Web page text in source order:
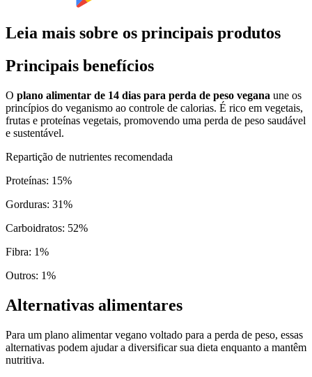
Leia mais sobre os principais produtos
Principais benefícios
O plano alimentar de 14 dias para perda de peso vegana une os
princípios do veganismo ao controle de calorias. É rico em vegetais,
frutas e proteínas vegetais, promovendo uma perda de peso saudável
e sustentável.
Repartição de nutrientes recomendada
Proteínas: 15%
Gorduras: 31%
Carboidratos: 52%
Fibra: 1%
Outros: 1%
Alternativas alimentares
Para um plano alimentar vegano voltado para a perda de peso, essas
alternativas podem ajudar a diversificar sua dieta enquanto a mantêm
nutritiva.